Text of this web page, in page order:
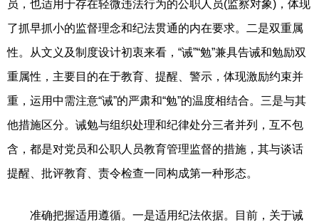
员，也适用于存在轻微违法行为的公职人员(监察对象)，体现
了抓早抓小的监督理念和纪法贯通的内在要求。二是双重属
性。从文义及制度设计初衷来看，“诫”“勉”兼具告诫和勉励双
重属性，主要目的在于教育、提醒、警示，体现激励约束并
重，运用中需注意“诫”的严肃和“勉”的温度相结合。三是与其
他措施区分。诫勉与组织处理和纪律处分三者并列，互不包
含，都是对党员和公职人员教育管理监督的措施，其与谈话
提醒、批评教育、责令检查一同构成第一种形态。
准确把握适用遵循。一是适用纪法依据。目前，关于诫